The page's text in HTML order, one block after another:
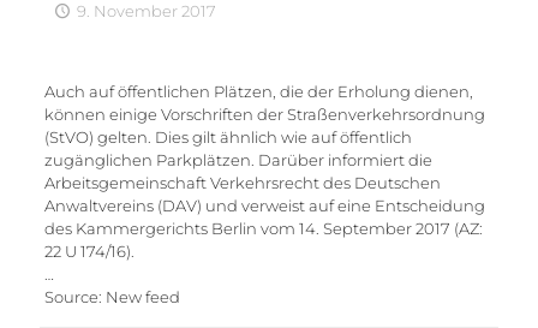
9. November 2017
Auch auf öffentlichen Plätzen, die der Erholung dienen,
können einige Vorschriften der Straßenverkehrsordnung
(StVO) gelten. Dies gilt ähnlich wie auf öffentlich
zugänglichen Parkplätzen. Darüber informiert die
Arbeitsgemeinschaft Verkehrsrecht des Deutschen
Anwaltvereins (DAV) und verweist auf eine Entscheidung
des Kammergerichts Berlin vom 14. September 2017 (AZ:
22 U 174/16).
Source: New feed